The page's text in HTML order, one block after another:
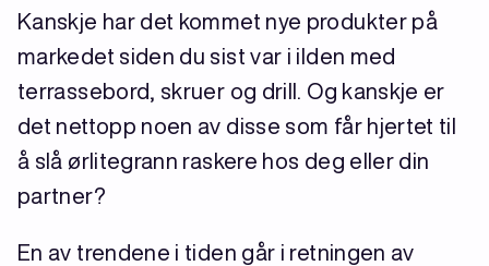
Kanskje har det kommet nye produkter på
markedet siden du sist var i ilden med
terrassebord, skruer og drill. Og kanskje er
det nettopp noen av disse som får hjertet til
å slå ørlitegrann raskere hos deg eller din
partner?
En av trendene i tiden går i retningen av